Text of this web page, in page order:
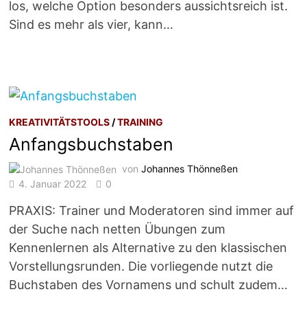
los, welche Option besonders aussichtsreich ist.
Sind es mehr als vier, kann…
KREATIVITÄTSTOOLS /TRAINING
Anfangsbuchstaben
vonJohannes Thönneßen
4. Januar 2022
0
PRAXIS: Trainer und Moderatoren sind immer auf
der Suche nach netten Übungen zum
Kennenlernen als Alternative zu den klassischen
Vorstellungsrunden. Die vorliegende nutzt die
Buchstaben des Vornamens und schult zudem…